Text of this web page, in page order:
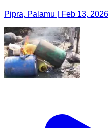
Pipra, Palamu | Feb 13, 2026